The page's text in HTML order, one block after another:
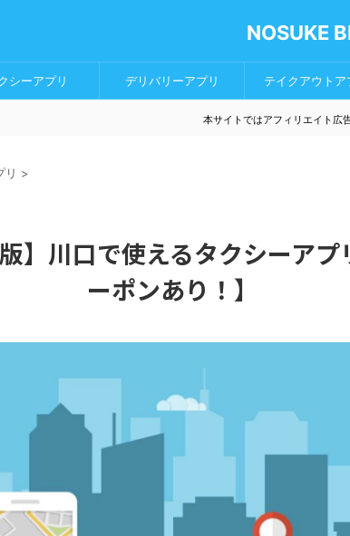
NOSUKE
シーアプリ デリバリーアプリ テイクアウトア
本サイトではアフィリエイト広
リ >
版】川口で使えるタクシーア
ーポンあり！】